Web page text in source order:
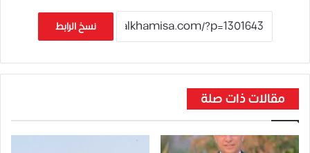
نسخ الرابط
مقالات ذات صلة